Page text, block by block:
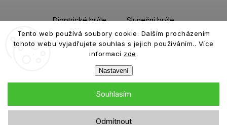
Tento web používá soubory cookie. Dalším procházením
tohoto webu vyjadřujete souhlas s jejich používáním.. Více
informací zde.
Nastavení
Odmítnout
Souhlasím
Dioptrické brýle
Sluneční brýle
Sportovní brýle
Kontaktní čočky
Roztoky a oční kapky
Copyright 2026eiffeloptic.cz. Všechna práva vyhrazena.